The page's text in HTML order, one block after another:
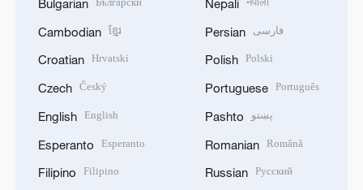
Bulgarian
Cambodian ខ្មែរ
Croatian Hrvatski
Czech Český
English English
Esperanto Esperanto
Filipino Filipino
Nepali
Persian فارسی
Polish Polski
Portuguese Português
Pashto پښتو
Romanian Română
Russian Русский